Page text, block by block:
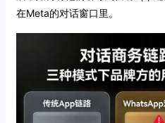
在Meta的对话窗口里。